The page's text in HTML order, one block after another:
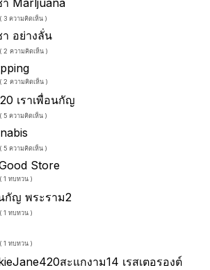
Marljuana
3 ความคิดเห็น )
อย่างลั่น
2 ความคิดเห็น )
2 ความคิดเห็น )
เราเพื่อนกัญ
5 ความคิดเห็น )
5 ความคิดเห็น )
Store
1 ทบทวน )
กัญ พระราม2
1 ทบทวน )
1 ทบทวน )
สะแกงาม14 เรสเตอรองต์